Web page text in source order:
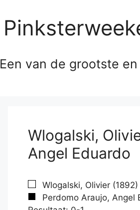
Een van de grootste
Wlogalski,
Angel Eduardo
Wlogalski, Olivier (1892)
Perdomo Araujo, Angel